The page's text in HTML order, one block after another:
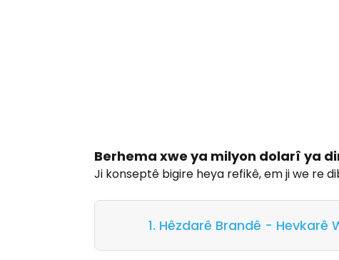
Berhema xwe ya milyon dolarî ya
Ji konseptê bigire heya refikê, em ji we re
1. Hêzdarê Brandê - Hevkarê